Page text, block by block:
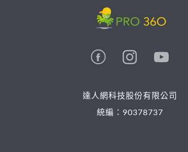
達人網科技股份有限公司
統編：90378737